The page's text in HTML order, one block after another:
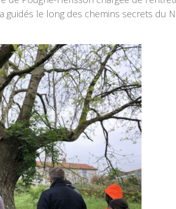
guidés le long des chemins secrets du